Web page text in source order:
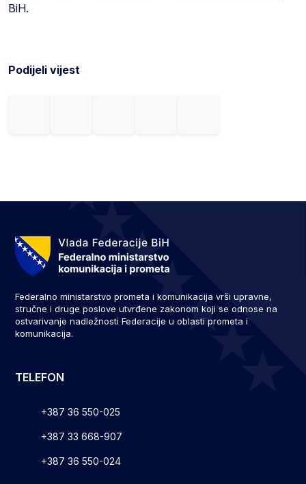
BiH.
Podijeli vijest
Federalno ministarstvo prometa i komunikacija vrši upravne,
stručne i druge poslove utvrđene zakonom koji se odnose na
ostvarivanje nadležnosti Federacije u oblasti prometa i
komunikacija.
TELEFON
+387 36 550-025
+387 33 668-907
+387 36 550-024